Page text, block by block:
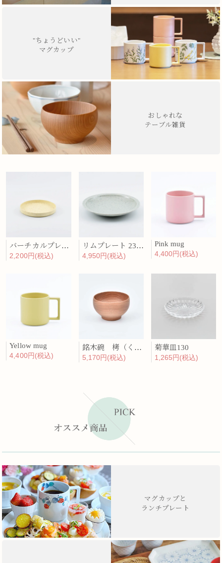
"ちょうどいい"
マグカップ
おしゃれな
テーブル雑貨
バーチカルプレート 15cm 化粧土
2,200円(税込)
リムプレート 23cm 呉須散
4,950円(税込)
Pink mug
4,400円(税込)
Yellow mug
4,400円(税込)
銘木碗 栲（くるみ）
5,170円(税込)
菊華皿130
1,265円(税込)
マグカップと
ランチプレート